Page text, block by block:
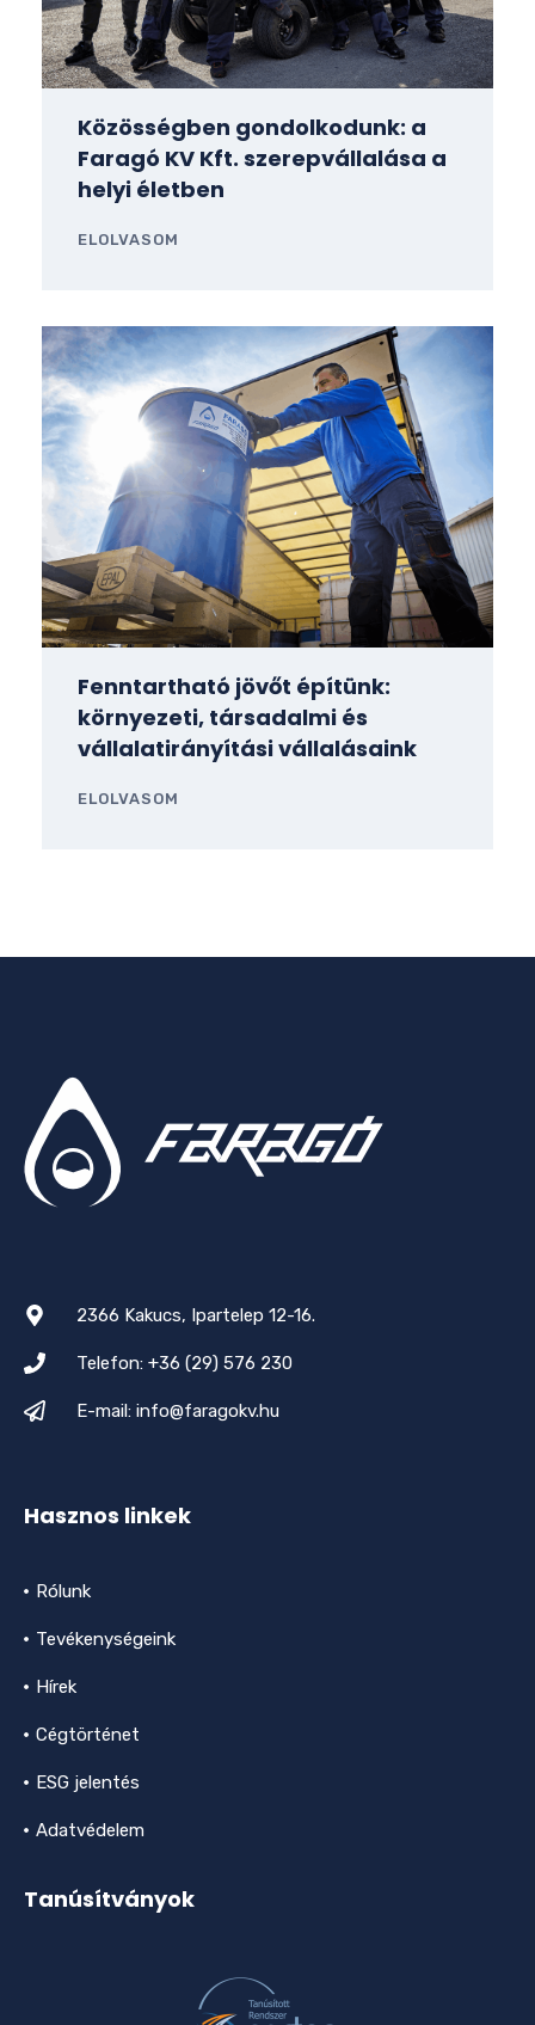
Közösségben gondolkodunk: a
Faragó KV Kft. szerepvállalása a
helyi életben
ELOLVASOM
Fenntartható jövőt építünk:
környezeti, társadalmi és
vállalatirányítási vállalásaink
ELOLVASOM
2366 Kakucs, Ipartelep 12-16.
Telefon: +36 (29) 576 230
E-mail: info@faragokv.hu
Hasznos linkek
Rólunk
Tevékenységeink
Hírek
Cégtörténet
ESG jelentés
Adatvédelem
Tanúsítványok